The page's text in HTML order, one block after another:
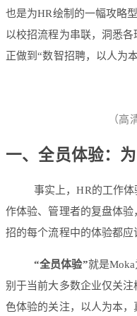
也是为HR绘制的一幅攻略
以校招流程为串联，洞悉
正做到“数智招聘，以人为
（高
一、全员体验：
事实上，HR的工作
作体验、管理者的复盘体
招的每个流程中的体验都应
“全员体验”就是
别于当前大多数企业仅关
色体验的关注，以人为本